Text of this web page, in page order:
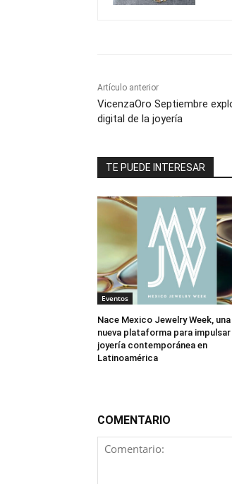
Artículo anterior
VicenzaOro Septiembre
digital de la joyería
TE PUEDE INTERESAR
Eventos
Nace Mexico Jewelry Week, una
nueva plataforma para impulsar
joyería contemporánea en
Latinoamérica
COMENTARIO